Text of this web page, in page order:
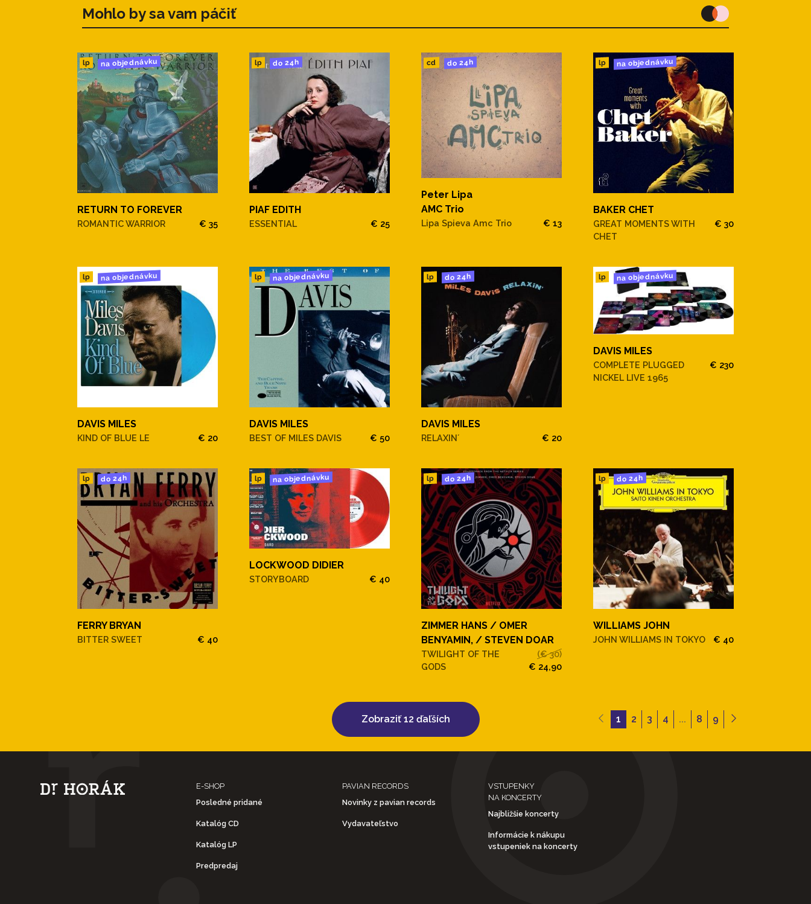
Mohlo by sa vam páčiť
lp na objednávku
RETURN TO FOREVER
ROMANTIC WARRIOR € 35
lp do 24h
PIAF EDITH
ESSENTIAL € 25
cd do 24h
Peter Lipa
AMC Trio
Lipa Spieva Amc Trio € 13
lp na objednávku
BAKER CHET
GREAT MOMENTS WITH
CHET
€ 30
lp na objednávku
DAVIS MILES
KIND OF BLUE LE € 20
lp na objednávku
DAVIS MILES
BEST OF MILES DAVIS € 50
lp do 24h
DAVIS MILES
RELAXIN´ € 20
lp na objednávku
DAVIS MILES
COMPLETE PLUGGED
NICKEL LIVE 1965
€ 230
lp do 24h
FERRY BRYAN
BITTER SWEET € 40
lp na objednávku
LOCKWOOD DIDIER
STORYBOARD € 40
lp do 24h
ZIMMER HANS / OMER
BENYAMIN, / STEVEN DOAR
TWILIGHT OF THE
GODS
(€ 30)
€ 24,90
lp do 24h
WILLIAMS JOHN
JOHN WILLIAMS IN TOKYO € 40
Zobraziť 12 ďaľších 1 2 3 4 ... 8 9
E-SHOP
Posledné pridané
Katalóg CD
Katalóg LP
Predpredaj
PAVIAN RECORDS
Novinky z pavian records
Vydavateľstvo
VSTUPENKY
NA KONCERTY
Najbližšie koncerty
Informácie k nákupu
vstupeniek na koncerty